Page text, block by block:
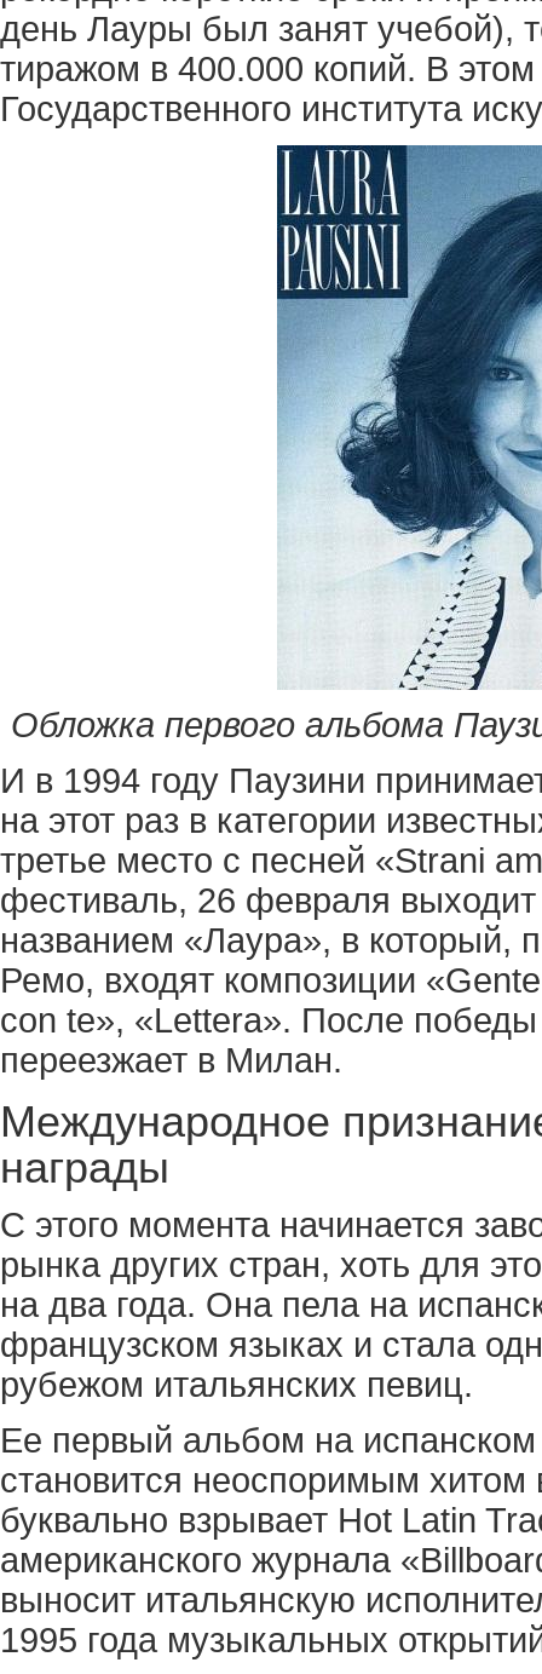
день Лауры был занят учебой),
тиражом в 400.000 копий. В
Государственного института
Обложка первого альбома
И в 1994 году Паузини
на этот раз в категории
третье место с песней «Strani
фестиваль, 26 февраля
названием «Лаура», в который,
Ремо, входят композиции
con te», «Lettera». После
переезжает в Милан.
Международное
награды
С этого момента начинается
рынка других стран, хоть для
на два года. Она пела на
французском языках и стала
рубежом итальянских певиц.
Ее первый альбом на
становится неоспоримым
буквально взрывает Hot Latin
американского журнала
выносит итальянскую
1995 года музыкальных